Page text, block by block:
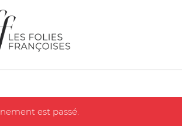
est passé.